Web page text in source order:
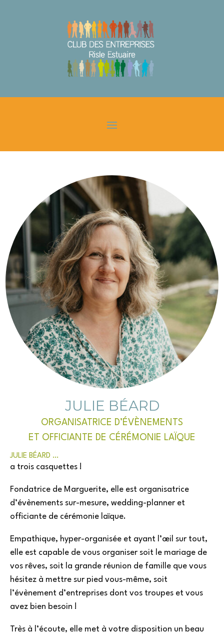
JULIE BÉARD
ORGANISATRICE D’ÉVÈNEMENTS
ET OFFICIANTE DE CÉRÉMONIE LAÏQUE
JULIE BÉARD …
a trois casquettes !
Fondatrice de Marguerite, elle est organisatrice
d’évènements sur-mesure, wedding-planner et
officiante de cérémonie laïque.
Empathique, hyper-organisée et ayant l’œil sur tout,
elle est capable de vous organiser soit le mariage de
vos rêves, soit la grande réunion de famille que vous
hésitez à mettre sur pied vous-même, soit
l’évènement d’entreprises dont vos troupes et vous
avez bien besoin !
Très à l’écoute, elle met à votre disposition un beau